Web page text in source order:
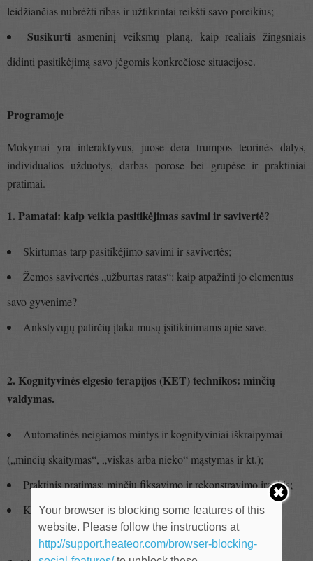
leidžiančias nubrėžti ribas ir užtikrintai reikšti savo poreikius;
Susikurtiasmeninį veiksmų planą, kaip realiais žingsniais
didinti pasitikėjimą savo jėgomis konkrečiose situacijose.
Programoje
Mokymai yra interaktyvūs, juose dera trumpos teorinės dalys,
individualios užduotys, darbas porose bei grupėse ir praktiniai
pratimai.
1. Pamatai: kaip veikia pasitikėjimas savimi ir savivertė?
Skirtumas tarp pasitikėjimo savimi ir savivertės;
Žemos savivertės „užburtas ratas“: kaip atpažinti jo elementus
savo gyvenime?
Ankstyvųjų patirčių įtaka mūsų įsitikinimams apie save.
2. Kognityvinės elgesio terapijos (KET) technikos: minčių
valdymas.
Automatinės neigiamos mintys ir kognityviniai iškraipymai
(„minčių skaitymas“, „viskas arba nieko“ mąstymas ir kt.);
Praktinis pratimas: minčių fiksavimo ir rekonstravimo įrankis;
Kaip pakeisti giliai įsišaknijusius įsitikinimus apie save?
Your browser is blocking some features of this
website. Please follow the instructions at
http://support.heateor.com/browser-blocking-